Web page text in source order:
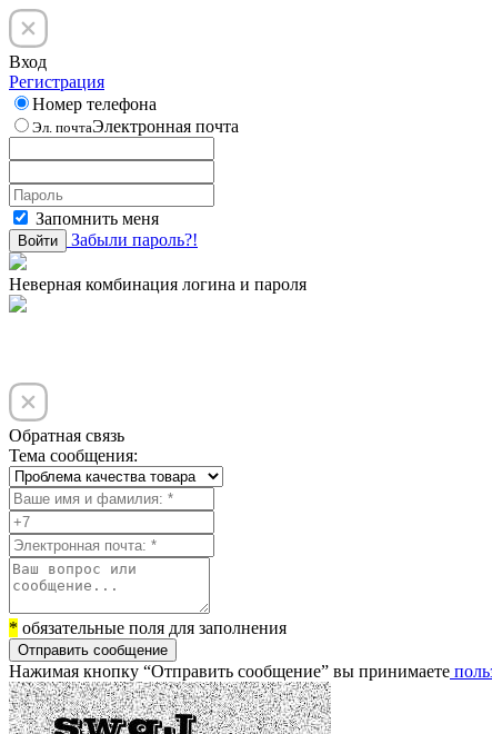
Вход
Регистрация
Номер телефона
Эл. почтаЭлектронная почта
Запомнить меня
Войти Забыли пароль?!
Неверная комбинация логина и пароля
Обратная связь
Тема сообщения:
* обязательные поля для заполнения
Отправить сообщение
Нажимая кнопку “Отправить сообщение” вы принимаете